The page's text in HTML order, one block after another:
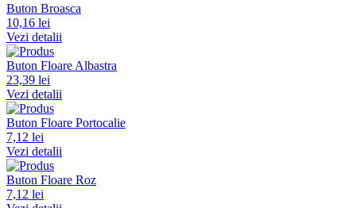
Buton Broasca
10,16 lei
Vezi detalii
Buton Floare Albastra
23,39 lei
Vezi detalii
Buton Floare Portocalie
7,12 lei
Vezi detalii
Buton Floare Roz
7,12 lei